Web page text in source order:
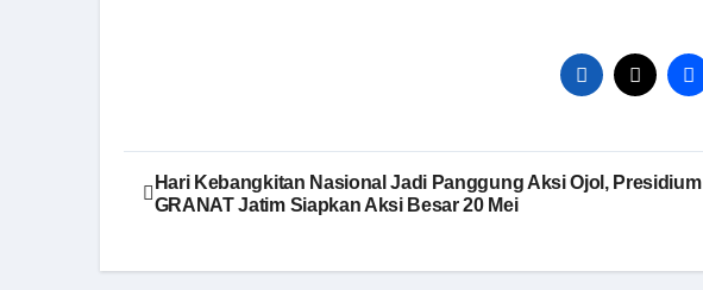
Navigasi
pos
Hari Kebangkitan Nasional Jadi Panggung Aksi Ojol, Presidium
GRANAT Jatim Siapkan Aksi Besar 20 Mei